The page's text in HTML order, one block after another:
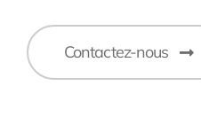
Contactez-nous